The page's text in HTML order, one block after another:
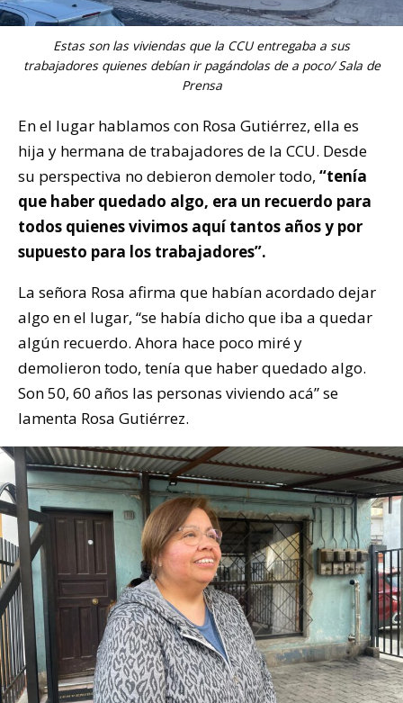
Estas son las viviendas que la CCU entregaba a sus
trabajadores quienes debían ir pagándolas de a poco/ Sala de
Prensa
En el lugar hablamos con Rosa Gutiérrez, ella es
hija y hermana de trabajadores de la CCU. Desde
su perspectiva no debieron demoler todo, “tenía
que haber quedado algo, era un recuerdo para
todos quienes vivimos aquí tantos años y por
supuesto para los trabajadores”.
La señora Rosa afirma que habían acordado dejar
algo en el lugar, “se había dicho que iba a quedar
algún recuerdo. Ahora hace poco miré y
demolieron todo, tenía que haber quedado algo.
Son 50, 60 años las personas viviendo acá” se
lamenta Rosa Gutiérrez.